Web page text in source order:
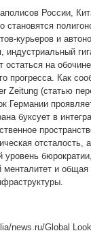
России,
становятся
курьеров и
индустриальный
остаться на обочине
прогресса. Как
Zeitung (статью
Германии
буксует в
отсталость, а
бюрократии,
менталитет и общая
news.ru/Global